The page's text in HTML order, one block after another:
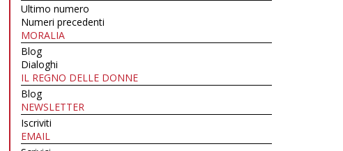
Ultimo numero
Numeri precedenti
MORALIA
Blog
Dialoghi
IL REGNO DELLE DONNE
Blog
NEWSLETTER
Iscriviti
EMAIL